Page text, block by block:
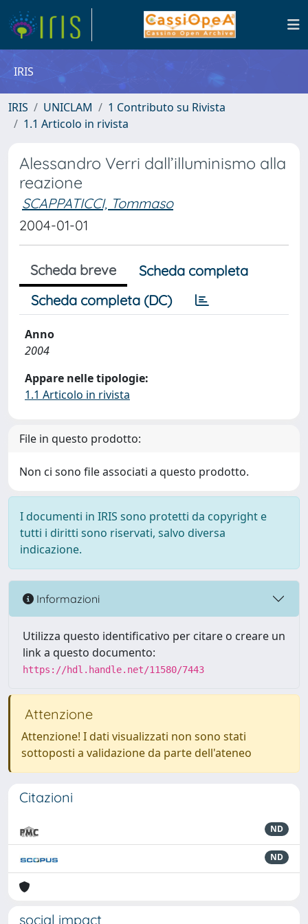
IRIS
IRIS UNICLAM
1 Contributo su Rivista
1.1 Articolo in rivista
Alessandro Verri dall’illuminismo alla
reazione
SCAPPATICCI, Tommaso
2004-01-01
Scheda breve
Scheda completa
Scheda completa (DC)
Anno
2004
Appare nelle tipologie:
1.1 Articolo in rivista
File in questo prodotto:
Non ci sono file associati a questo prodotto.
I documenti in IRIS sono protetti da copyright e
tutti i diritti sono riservati, salvo diversa
indicazione.
Informazioni
Utilizza questo identificativo per citare o creare un
link a questo documento:
https://hdl.handle.net/11580/7443
Attenzione
Attenzione! I dati visualizzati non sono stati
sottoposti a validazione da parte dell'ateneo
Citazioni
ND
ND
social impact